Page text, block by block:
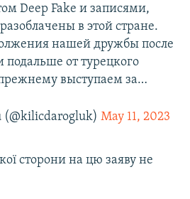
Deep Fake и записями,
в этой стране.
нашей дружбы после
подальше от турецкого
выступаем за…
(@kilicdarogluk) May 11, 2023
сторони на цю заяву не